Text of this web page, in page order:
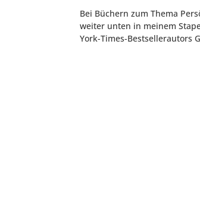
Bei Büchern zum Thema
weiter unten in meinem
York-Times-Bestsellerautors